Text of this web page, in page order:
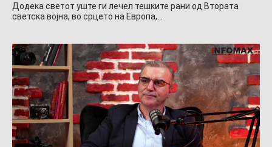
Додека светот уште ги лечел тешките рани од Втората
светска војна, во срцето на Европа,…